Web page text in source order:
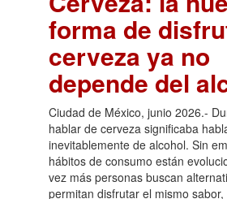
forma de
cerveza ya no
depende del
Ciudad de México, junio 2026.-
hablar de cerveza significaba
inevitablemente de alcohol. Sin
hábitos de consumo están
vez más personas buscan
permitan disfrutar el mismo